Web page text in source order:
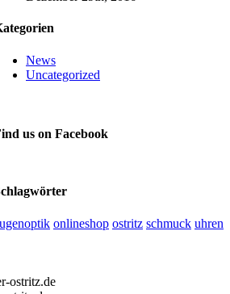
News
Uncategorized
us on Facebook
onlineshop ostritz schmuck uhren
ostritz.de